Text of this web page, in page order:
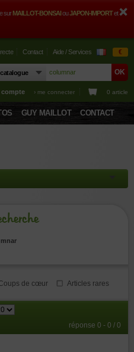
surMAILLOT-BONSAIouJAPON-IMPORTet
Contact Aide / Services €
compte › me connecter 0 article
GUY MAILLOT CONTACT
de cœur
Articles rares
réponse 0 - 0 / 0